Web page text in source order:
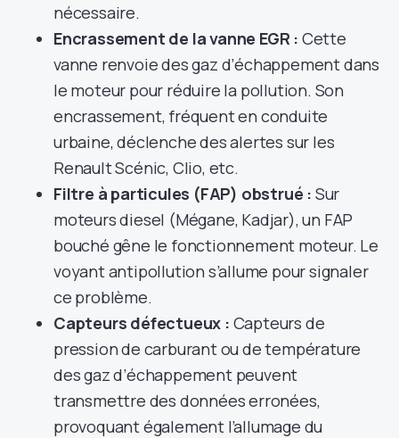
nécessaire.
Encrassement de la vanne EGR : Cette
vanne renvoie des gaz d’échappement dans
le moteur pour réduire la pollution. Son
encrassement, fréquent en conduite
urbaine, déclenche des alertes sur les
Renault Scénic, Clio, etc.
Filtre à particules (FAP) obstrué : Sur
moteurs diesel (Mégane, Kadjar), un FAP
bouché gêne le fonctionnement moteur. Le
voyant antipollution s’allume pour signaler
ce problème.
Capteurs défectueux : Capteurs de
pression de carburant ou de température
des gaz d’échappement peuvent
transmettre des données erronées,
provoquant également l’allumage du